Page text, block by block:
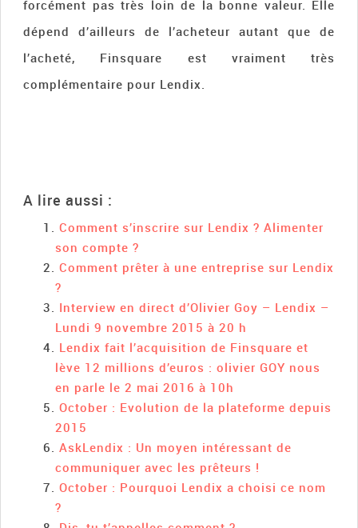
forcément pas très loin de la bonne valeur. Elle
dépend d’ailleurs de l’acheteur autant que de
l’acheté, Finsquare est vraiment très
complémentaire pour Lendix.
A lire aussi :
Comment s’inscrire sur Lendix ? Alimenter
son compte ?
Comment prêter à une entreprise sur Lendix
?
Interview en direct d’Olivier Goy – Lendix –
Lundi 9 novembre 2015 à 20 h
Lendix fait l’acquisition de Finsquare et
lève 12 millions d’euros : olivier GOY nous
en parle le 2 mai 2016 à 10h
October : Evolution de la plateforme depuis
2015
AskLendix : Un moyen intéressant de
communiquer avec les prêteurs !
October : Pourquoi Lendix a choisi ce nom
?